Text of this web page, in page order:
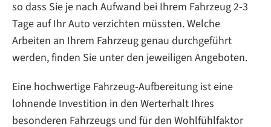
so dass Sie je nach Aufwand bei Ihrem Fahrzeug 2-3
Tage auf Ihr Auto verzichten müssten. Welche
Arbeiten an Ihrem Fahrzeug genau durchgeführt
werden, finden Sie unter den jeweiligen Angeboten.
Eine hochwertige Fahrzeug-Aufbereitung ist eine
lohnende Investition in den Werterhalt Ihres
besonderen Fahrzeugs und für den Wohlfühlfaktor